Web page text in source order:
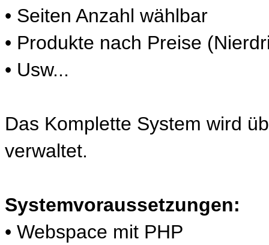
• Seiten Anzahl wählbar
• Produkte nach Preise
• Usw...
Das Komplette System wird
verwaltet.
Systemvoraussetzungen:
• Webspace mit PHP